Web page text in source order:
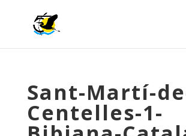
Sant-Martí-
Centelles-1-